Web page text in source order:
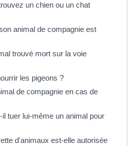
un chien ou un chat
animal de compagnie est
trouvé mort sur la voie
les pigeons ?
de compagnie en cas de
il tuer lui-même un animal pour
d'animaux est-elle autorisée